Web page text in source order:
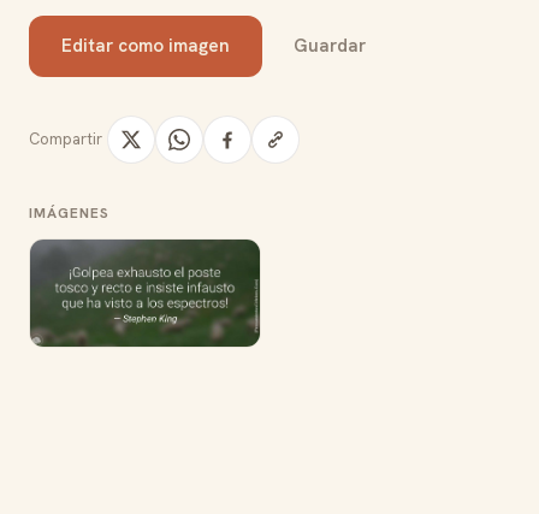
Editar como imagen Guardar
Compartir
IMÁGENES